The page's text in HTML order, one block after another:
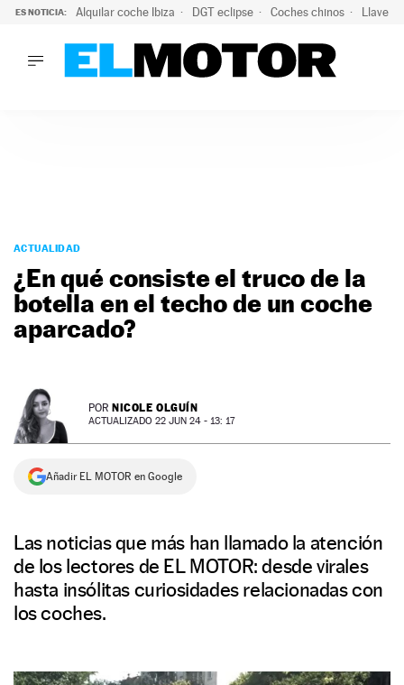
ES NOTICIA: Alquilar coche Ibiza DGT eclipse Coches chinos Llaves
PODCAST
MOTOS
TECNOLOGÍA
MOTORTV
SERVICIOS
NEWSLETTER
SÍGUENOS
ACTUALIDAD
¿En qué consiste el truco de la
botella en el techo de un coche
aparcado?
POR NICOLE OLGUÍN
ACTUALIZADO 22 JUN 24 - 13: 17
Añadir EL MOTOR en Google
Las noticias que más han llamado la atención
de los lectores de EL MOTOR: desde virales
hasta insólitas curiosidades relacionadas con
los coches.